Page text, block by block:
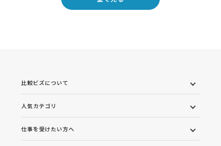
比較ビズについて
人気カテゴリ
仕事を受けたい方へ